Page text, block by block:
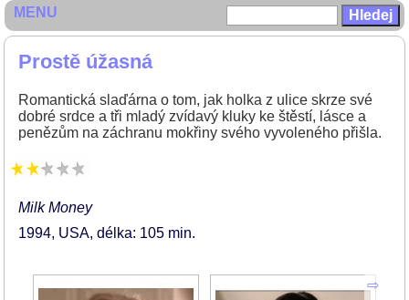
Prostě úžasná
Romantická slaďárna o tom, jak holka z ulice skrze své
dobré srdce a tři mladý zvídavý kluky ke štěstí, lásce a
penězům na záchranu mokřiny svého vyvoleného přišla.
Milk Money
1994 USA délka: 105 min
MENU